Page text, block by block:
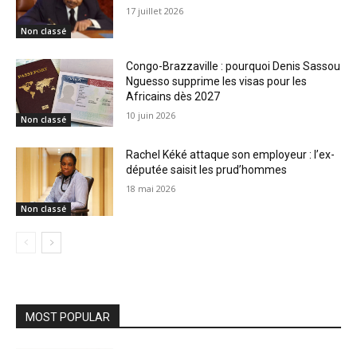
Non classé
17 juillet 2026
Non classé
Congo-Brazzaville : pourquoi Denis Sassou
Nguesso supprime les visas pour les
Africains dès 2027
10 juin 2026
Non classé
Rachel Kéké attaque son employeur : l’ex-
députée saisit les prud’hommes
18 mai 2026
MOST POPULAR